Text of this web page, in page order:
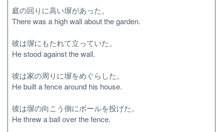
庭の回りに高い塀があった。
There was a high wall about the garden.
彼は塀にもたれて立っていた。
He stood against the wall.
彼は家の周りに塀をめぐらした。
He built a fence around his house.
彼は塀の向こう側にボールを投げた。
He threw a ball over the fence.